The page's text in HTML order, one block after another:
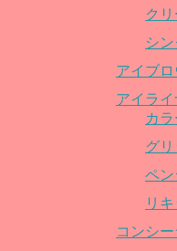
ク
シ
アイブロ
アイライ
カ
グ
ペン
リ
コンシ